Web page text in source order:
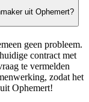
uit Ophemert?
geen probleem.
contract met
te vermelden
zodat het
Ophemert!